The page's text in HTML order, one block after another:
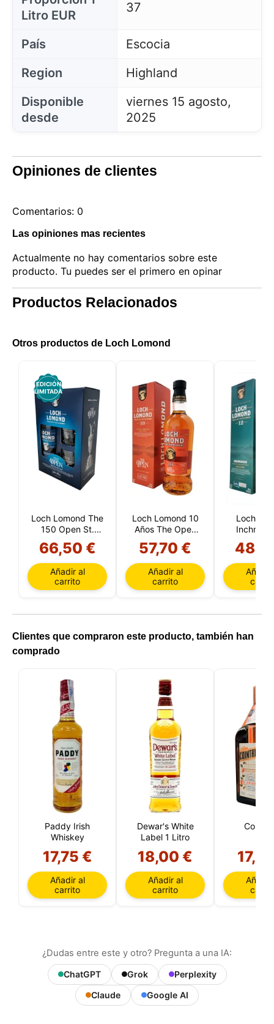
Litro EUR
37
País
Escocia
Region
Highland
Disponible
desde
viernes 15 agosto,
2025
Opiniones de clientes
Comentarios: 0
Las opiniones mas recientes
Actualmente no hay comentarios sobre este
producto. Tu puedes ser el primero en opinar
Productos Relacionados
Otros productos de Loch Lomond
EDICIÓN
LIMITADA
Loch Lomond The
150 Open St.
Andrews Special
Edition
66,50 €
Añadir al
carrito
Loch Lomond 10
Años The Open
150th St.
Andrews Edición
Limitada
57,70 €
Añadir al
carrito
Loch
Añadir
Clientes que compraron este producto, también han
comprado
Paddy Irish
Whiskey
17,75 €
Añadir al
carrito
Dewar's White
Label 1 Litro
18,00 €
Añadir al
carrito
Añadir
¿Dudas entre este y otro? Pregunta a una IA:
ChatGPT Grok
Perplexity
Claude
Google AI
carrito de la compra, mantener la seguridad,
recordar las elecciones del usuario, mejorar nuestro
Puede rechazar todo tratamiento no esencial
cookies que nos permite utilizar en su sesión.